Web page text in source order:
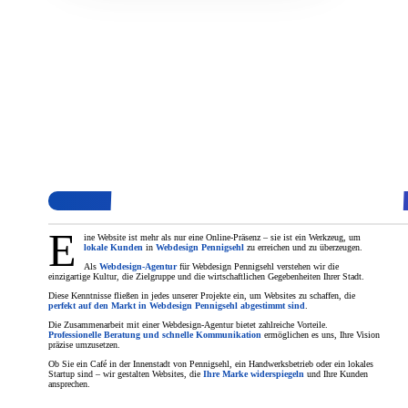
E
ine Website ist mehr als nur eine Online-Präsenz – sie ist ein Werkzeug, um
lokale Kunden in Webdesign Pennigsehlzu erreichen und zu überzeugen.
Als Webdesign-Agenturfür Webdesign Pennigsehl verstehen wir die
einzigartige Kultur, die Zielgruppe und die wirtschaftlichen Gegebenheiten Ihrer Stadt.
Diese Kenntnisse fließen in jedes unserer Projekte ein, um Websites zu schaffen, die
perfekt auf den Markt in Webdesign Pennigsehl abgestimmt sind
Die Zusammenarbeit mit einer Webdesign-Agentur bietet zahlreiche Vorteile.
Professionelle Beratung und schnelle Kommunikation ermöglichen es uns, Ihre Vision
präzise umzusetzen.
Ob Sie ein Café in der Innenstadt von Pennigsehl, ein Handwerksbetrieb oder ein lokales
Startup sind – wir gestalten Websites, die Ihre Marke widerspiegeln und Ihre Kunden
ansprechen.